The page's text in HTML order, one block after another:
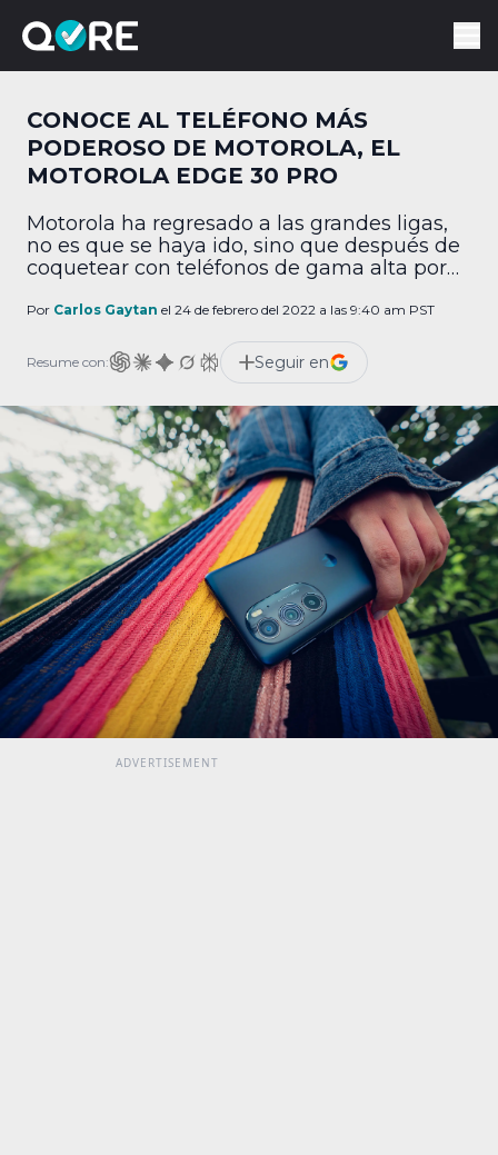
CONOCE AL TELÉFONO MÁS
PODEROSO DE MOTOROLA, EL
MOTOROLA EDGE 30 PRO
Motorola ha regresado a las grandes ligas,
no es que se haya ido, sino que después de
coquetear con teléfonos de gama alta por
descaradamente el que presumen es su
trata del motorola edge 30 pro. Desempeño
premium El nuevo motorola edge […]
Por Carlos Gaytan el 24 de febrero del 2022 a las 9:40 am PST
Resume con: Seguir en